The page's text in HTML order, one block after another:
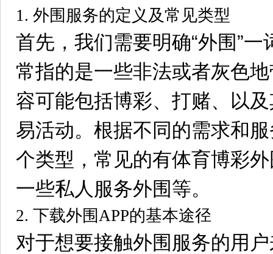
1. 外围服务的定义及常见类型
首先，我们需要明确“外围”
常指的是一些非法或者灰色
容可能包括博彩、打赌、以
易活动。根据不同的需求和
个类型，常见的有体育博彩
一些私人服务外围等。
2. 下载外围APP的基本途径
对于想要接触外围服务的用